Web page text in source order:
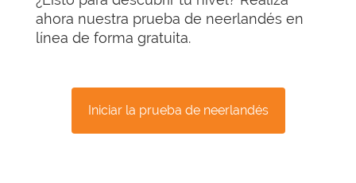
ahora nuestra prueba de neerlandés en
línea de forma gratuita.
Iniciar la prueba de neerlandés